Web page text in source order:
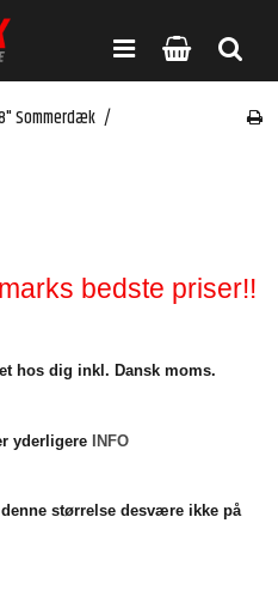
Sommerdæk /
bedste priser!!
hos dig inkl. Dansk moms.
yderligere INFO
størrelse desvære ikke på